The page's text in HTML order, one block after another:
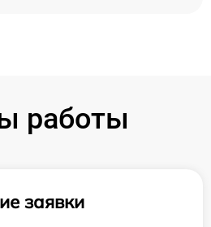
работы
заявки